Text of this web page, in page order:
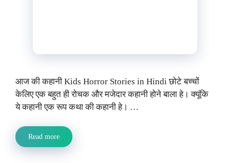
आज की कहानी Kids Horror Stories in Hindi छोटे बच्चों
केलिए एक बहुत ही रोचक और मजेदार कहानी होने बाला हे। क्यूंकि
ये कहानी एक रूप कथा की कहानी हे। …
Read more